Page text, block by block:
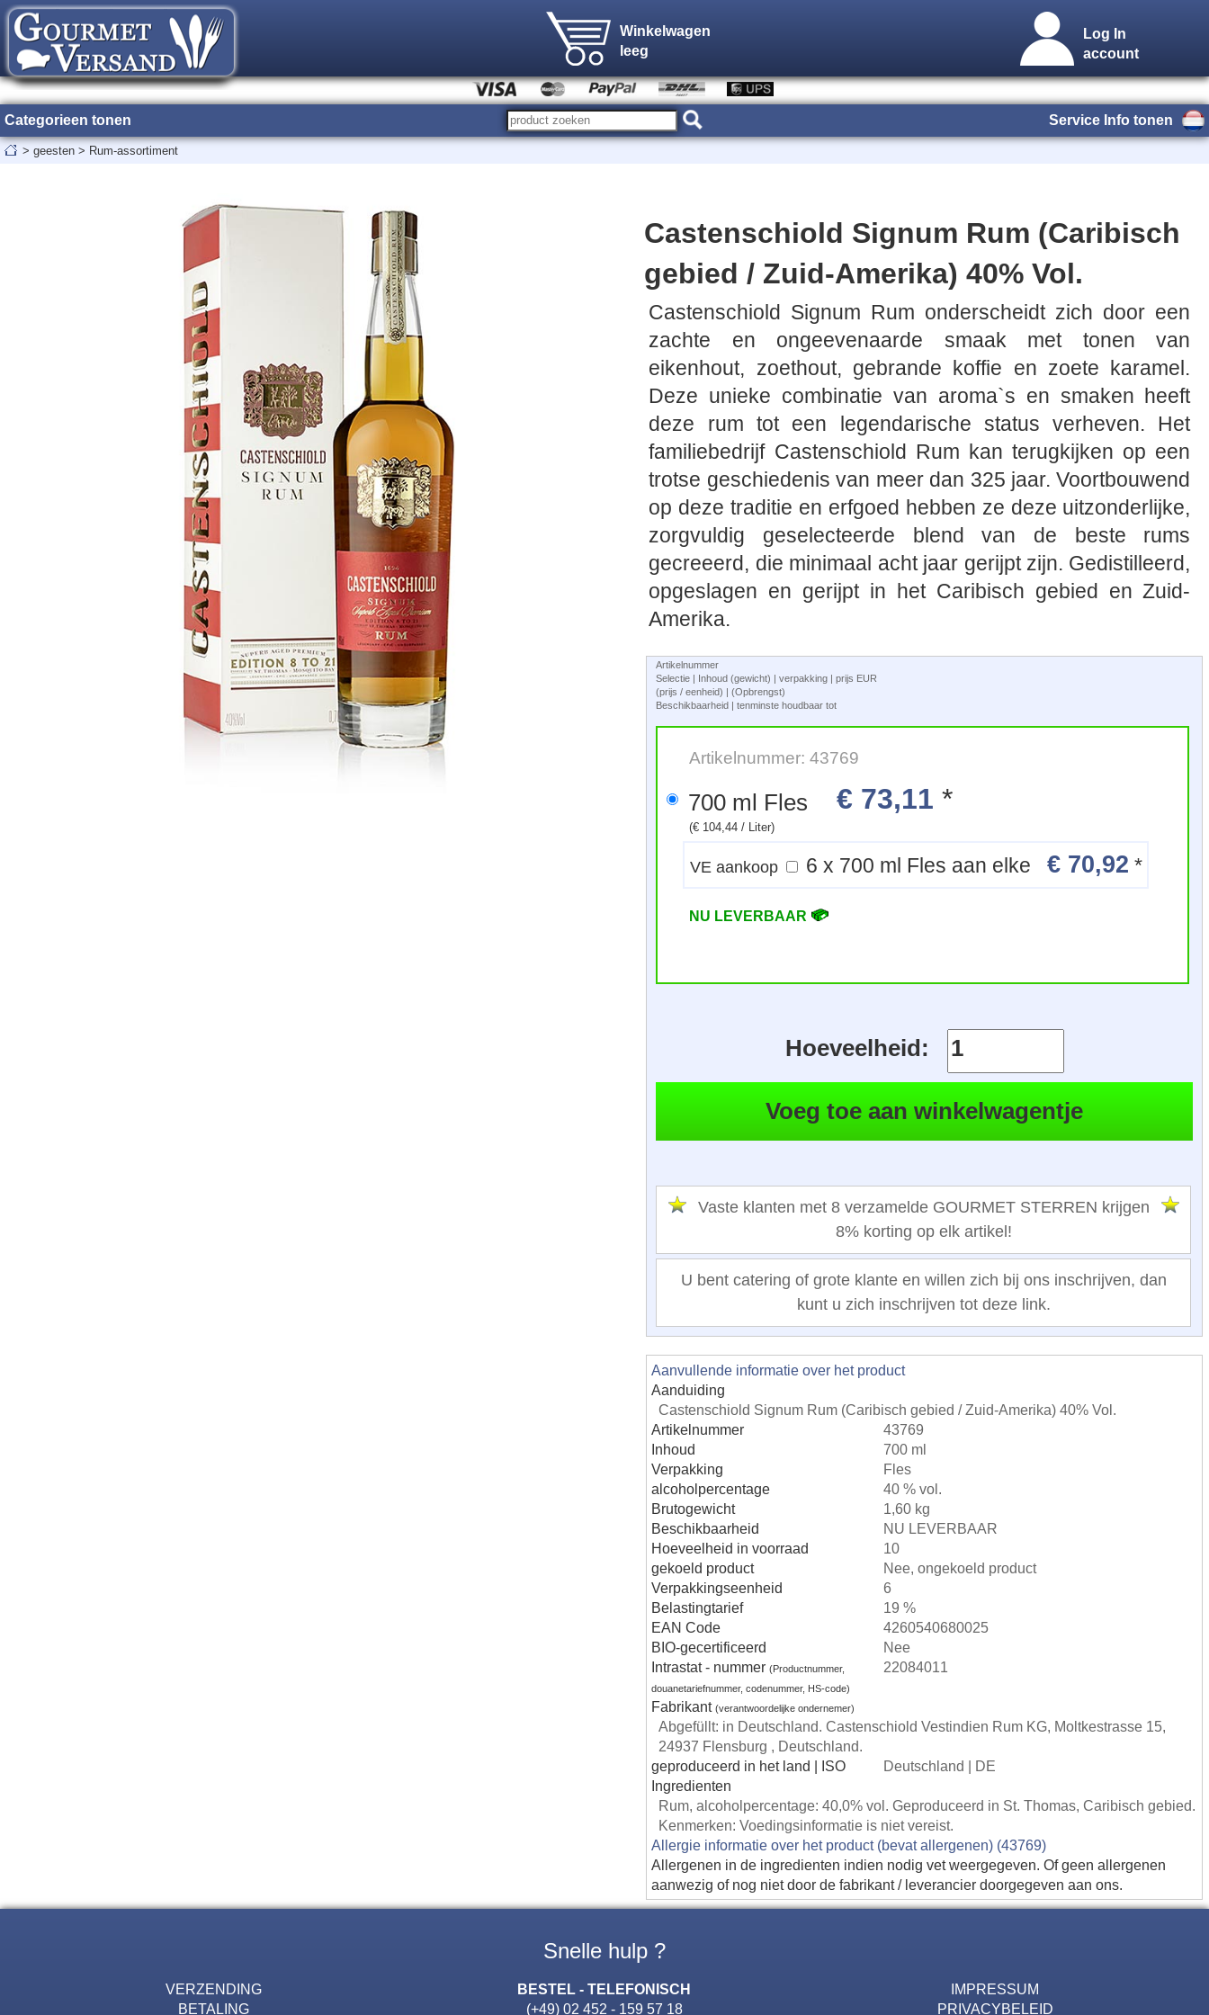
Winkelwagen
leeg
Log In
account
Categorieen tonen Service Info tonen
> geesten > Rum-assortiment
Castenschiold Signum Rum (Caribisch
gebied / Zuid-Amerika) 40% Vol.
Castenschiold Signum Rum onderscheidt zich door een
zachte en ongeevenaarde smaak met tonen van
eikenhout, zoethout, gebrande koffie en zoete karamel.
Deze unieke combinatie van aroma`s en smaken heeft
deze rum tot een legendarische status verheven. Het
familiebedrijf Castenschiold Rum kan terugkijken op een
trotse geschiedenis van meer dan 325 jaar. Voortbouwend
op deze traditie en erfgoed hebben ze deze uitzonderlijke,
zorgvuldig geselecteerde blend van de beste rums
gecreeerd, die minimaal acht jaar gerijpt zijn. Gedistilleerd,
opgeslagen en gerijpt in het Caribisch gebied en Zuid-
Amerika.
Artikelnummer
Selectie | Inhoud (gewicht) | verpakking | prijs EUR
(prijs / eenheid) | (Opbrengst)
Beschikbaarheid | tenminste houdbaar tot
Artikelnummer: 43769
700 ml Fles € 73,11 *
(€ 104,44 / Liter)
VE aankoop 6 x 700 ml Fles aan elke € 70,92 *
NU LEVERBAAR
Hoeveelheid:
Vaste klanten met 8 verzamelde GOURMET STERREN krijgen
8% korting op elk artikel!
U bent catering of grote klante en willen zich bij ons inschrijven, dan
kunt u zich inschrijven tot deze link.
Aanvullende informatie over het product
Aanduiding
Castenschiold Signum Rum (Caribisch gebied / Zuid-Amerika) 40% Vol.
Artikelnummer
43769
Inhoud
700 ml
Verpakking
Fles
alcoholpercentage
40 % vol.
Brutogewicht
1,60 kg
Beschikbaarheid
NU LEVERBAAR
Hoeveelheid in voorraad
10
gekoeld product
Nee, ongekoeld product
Verpakkingseenheid
6
Belastingtarief
19 %
EAN Code
4260540680025
BIO-gecertificeerd
Nee
Intrastat - nummer(Productnummer,
douanetariefnummer, codenummer, HS-code)
22084011
Fabrikant(verantwoordelijke ondernemer)
Abgefüllt: in Deutschland. Castenschiold Vestindien Rum KG, Moltkestrasse 15,
24937 Flensburg , Deutschland.
geproduceerd in het land | ISO
Deutschland | DE
Ingredienten
Rum, alcoholpercentage: 40,0% vol. Geproduceerd in St. Thomas, Caribisch gebied.
Kenmerken: Voedingsinformatie is niet vereist.
Allergie informatie over het product (bevat allergenen) (43769)
Allergenen in de ingredienten indien nodig vet weergegeven. Of geen allergenen
aanwezig of nog niet door de fabrikant / leverancier doorgegeven aan ons.
Snelle hulp ?
VERZENDING
BETALING
BESTEL - TELEFONISCH
(+49) 02 452 - 159 57 18
IMPRESSUM
PRIVACYBELEID